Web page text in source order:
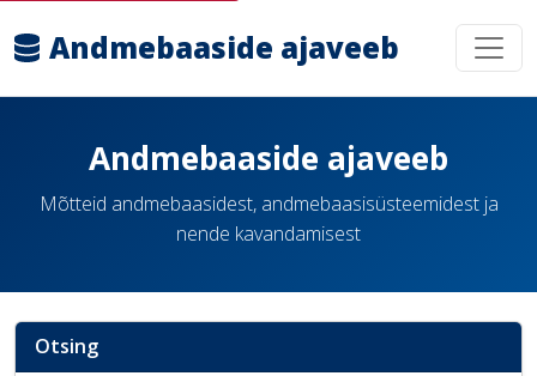
Andmebaaside ajaveeb
Andmebaaside ajaveeb
Mõtteid andmebaasidest, andmebaasisüsteemidest ja
nende kavandamisest
Otsing